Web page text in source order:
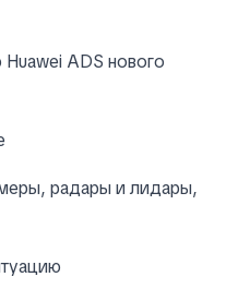
ADS нового
радары и лидары,